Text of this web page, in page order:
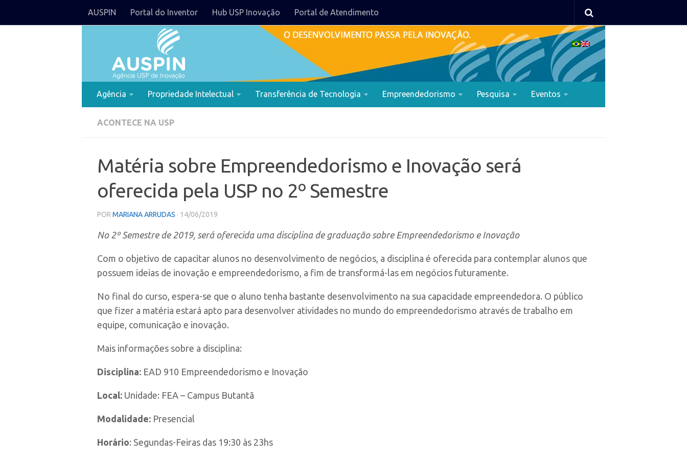
AUSPIN Portal do Inventor Hub USP Inovação Portal de Atendimento
Agência Propriedade Intelectual Transferência de Tecnologia Empreendedorismo Pesquisa Eventos
ACONTECE NA USP
Matéria sobre Empreendedorismo e Inovação será
oferecida pela USP no 2º Semestre
POR MARIANA ARRUDAS · 14/06/2019
No 2º Semestre de 2019, será oferecida uma disciplina de graduação sobre Empreendedorismo e Inovação
Com o objetivo de capacitar alunos no desenvolvimento de negócios, a disciplina é oferecida para contemplar alunos que
possuem ideias de inovação e empreendedorismo, a fim de transformá-las em negócios futuramente.
No final do curso, espera-se que o aluno tenha bastante desenvolvimento na sua capacidade empreendedora. O público
que fizer a matéria estará apto para desenvolver atividades no mundo do empreendedorismo através de trabalho em
equipe, comunicação e inovação.
Mais informações sobre a disciplina:
Disciplina: EAD 910 Empreendedorismo e Inovação
Local: Unidade: FEA – Campus Butantã
Modalidade: Presencial
Horário: Segundas-Feiras das 19:30 às 23hs